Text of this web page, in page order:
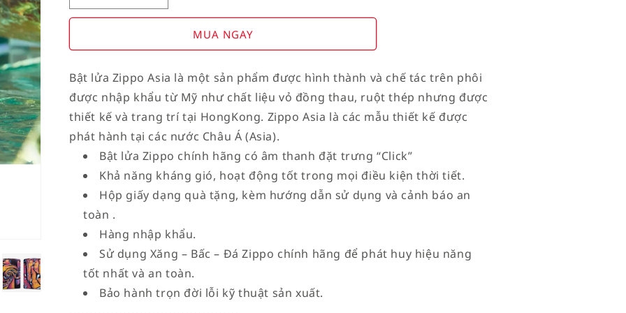
quantity
American
on
Flag
quantity
American
on
Flag
MUA NGAY
Bật lửa Zippo Asia là một sản phẩm được hình thành và chế tác trên phôi
được nhập khẩu từ Mỹ như chất liệu vỏ đồng thau, ruột thép nhưng được
thiết kế và trang trí tại HongKong. Zippo Asia là các mẫu thiết kế được
phát hành tại các nước Châu Á (Asia).
Bật lửa Zippo chính hãng có âm thanh đặt trưng “Click”
Khả năng kháng gió, hoạt động tốt trong mọi điều kiện thời tiết.
Hộp giấy dạng quà tặng, kèm hướng dẫn sử dụng và cảnh báo an
toàn .
Hàng nhập khẩu.
Sử dụng Xăng – Bấc – Đá Zippo chính hãng để phát huy hiệu năng
tốt nhất và an toàn.
Bảo hành trọn đời lỗi kỹ thuật sản xuất.